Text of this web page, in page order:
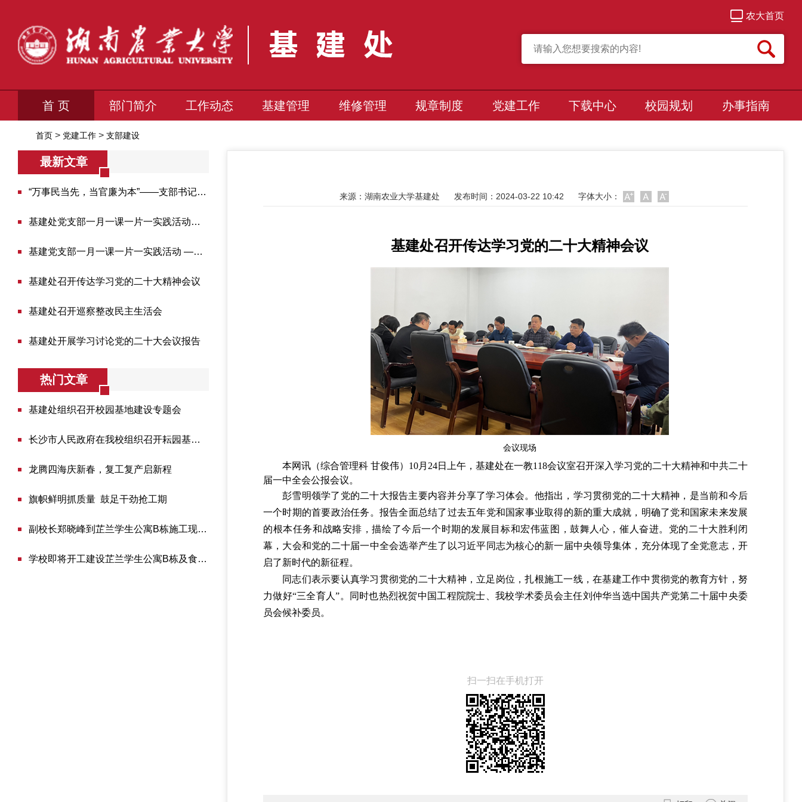
农大首页
首 页 部门简介 工作动态 基建管理 维修管理 规章制度 党建工作 下载中心 校园规划 办事指南
首页 > 党建工作 > 支部建设
最新文章
“万事民当先，当官廉为本”——支部书记彭雪明上...
基建处党支部一月一课一片一实践活动——观看纪念...
基建党支部一月一课一片一实践活动 ——“全民国家...
基建处召开传达学习党的二十大精神会议
基建处召开巡察整改民主生活会
基建处开展学习讨论党的二十大会议报告
热门文章
基建处组织召开校园基地建设专题会
长沙市人民政府在我校组织召开耘园基地建设调度会
龙腾四海庆新春，复工复产启新程
旗帜鲜明抓质量 鼓足干劲抢工期
副校长郑晓峰到芷兰学生公寓B栋施工现场检查并调度...
学校即将开工建设芷兰学生公寓B栋及食堂项目
来源： 湖南农业大学基建处 发布时间：2024-03-22 10:42 字体大小：
基建处召开传达学习党的二十大精神会议
会议现场
本网讯（综合管理科 甘俊伟）10月24日上午，基建处在一教118会议室召开深入学习党的二十大精神和中共二十
届一中全会公报会议。
彭雪明领学了党的二十大报告主要内容并分享了学习体会。他指出，学习贯彻党的二十大精神，是当前和今后
一个时期的首要政治任务。报告全面总结了过去五年党和国家事业取得的新的重大成就，明确了党和国家未来发展
的根本任务和战略安排，描绘了今后一个时期的发展目标和宏伟蓝图，鼓舞人心，催人奋进。党的二十大胜利闭
幕，大会和党的二十届一中全会选举产生了以习近平同志为核心的新一届中央领导集体，充分体现了全党意志，开
启了新时代的新征程。
同志们表示要认真学习贯彻党的二十大精神，立足岗位，扎根施工一线，在基建工作中贯彻党的教育方针，努
力做好“三全育人”。同时也热烈祝贺中国工程院院士、我校学术委员会主任刘仲华当选中国共产党第二十届中央委
员会候补委员。
扫一扫在手机打开